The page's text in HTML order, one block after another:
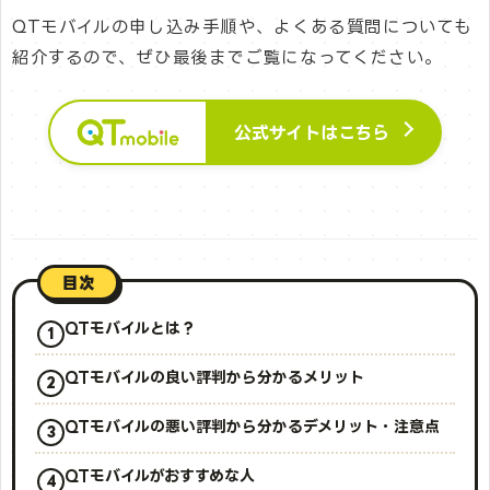
QTモバイルの申し込み手順や、よくある質問についても
紹介するので、ぜひ最後までご覧になってください。
公式サイトはこちら
目次
QTモバイルとは？
QTモバイルの良い評判から分かるメリット
QTモバイルの悪い評判から分かるデメリット・注意点
QTモバイルがおすすめな人